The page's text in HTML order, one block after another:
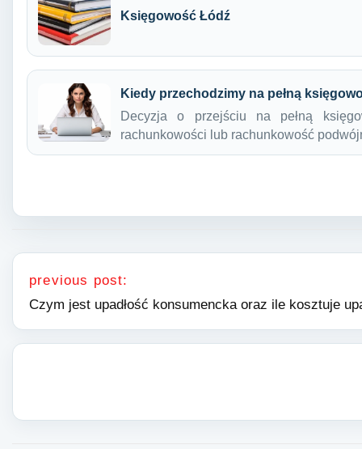
Księgowość Łódź
Kiedy przechodzimy na pełną
Decyzja o przejściu na pełną
rachunkowości lub rachunkowość
Nawigacja wpisu
previous post:
Czym jest upadłość konsumencka oraz ile kosztuje